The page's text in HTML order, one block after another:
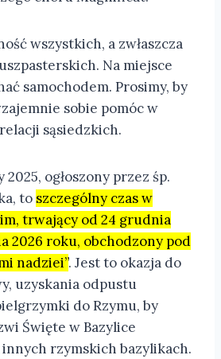
wszystkich, a zwłaszcza
Na miejsce
samochodem. Prosimy, by
sobie pomóc w
sąsiedzkich.
ogłoszony przez śp.
to szczególny czas w
trwający od 24 grudnia
2026 roku, obchodzony pod
nadziei”. Jest to okazja do
uzyskania odpustu
do Rzymu, by
Święte w Bazylice
rzymskich bazylikach.